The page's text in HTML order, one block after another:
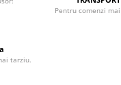
Pentru comenzi
tarziu.